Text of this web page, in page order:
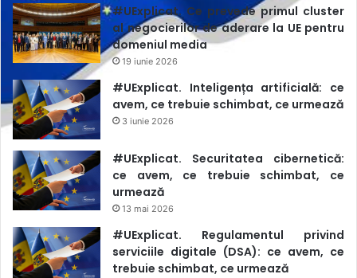
#UExplicat. Ce prevede primul cluster
al negocierilor de aderare la UE pentru
domeniul media
19 iunie 2026
#UExplicat. Inteligența artificială: ce
avem, ce trebuie schimbat, ce urmează
3 iunie 2026
#UExplicat. Securitatea cibernetică:
ce avem, ce trebuie schimbat, ce
urmează
13 mai 2026
#UExplicat. Regulamentul privind
serviciile digitale (DSA): ce avem, ce
trebuie schimbat, ce urmează